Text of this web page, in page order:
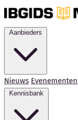
Nieuws Evenementen